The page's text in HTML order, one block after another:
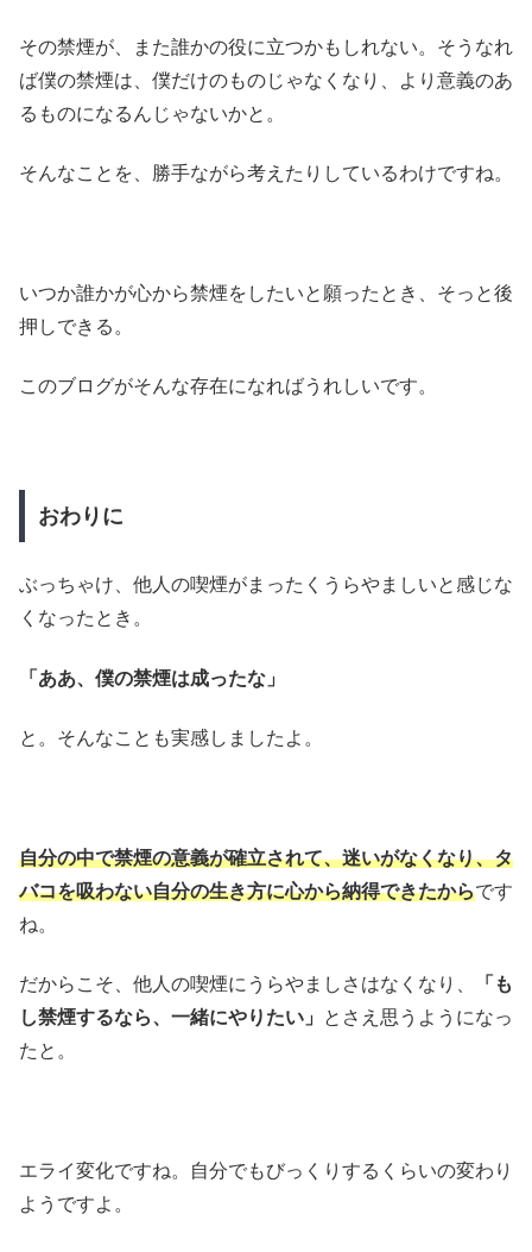
その禁煙が、また誰かの役に立つかもしれない。そうなれ
ば僕の禁煙は、僕だけのものじゃなくなり、より意義のあ
るものになるんじゃないかと。
そんなことを、勝手ながら考えたりしているわけですね。
いつか誰かが心から禁煙をしたいと願ったとき、そっと後
押しできる。
このブログがそんな存在になればうれしいです。
おわりに
ぶっちゃけ、他人の喫煙がまったくうらやましいと感じな
くなったとき。
「ああ、僕の禁煙は成ったな」
と。そんなことも実感しましたよ。
自分の中で禁煙の意義が確立されて、迷いがなくなり、タ
バコを吸わない自分の生き方に心から納得できたからです
ね。
だからこそ、他人の喫煙にうらやましさはなくなり、
「も
し禁煙するなら、一緒にやりたい」
とさえ思うようになっ
たと。
エライ変化ですね。自分でもびっくりするくらいの変わり
ようですよ。